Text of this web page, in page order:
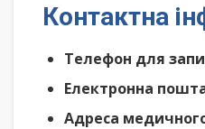
Контактна
Телефон для
Електронна
Адреса